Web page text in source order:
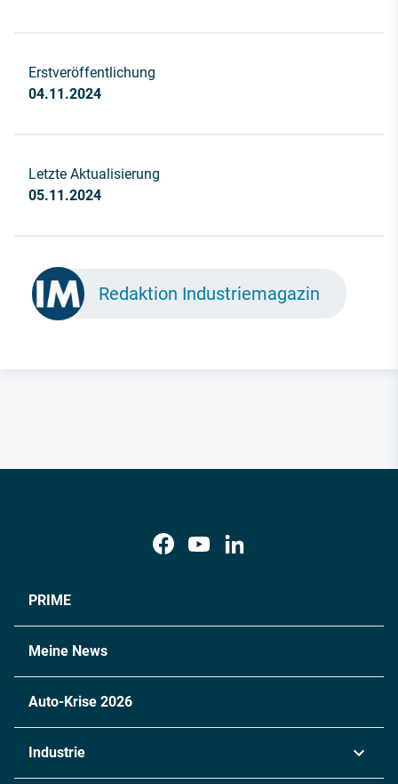
Erstveröffentlichung
04.11.2024
Letzte Aktualisierung
05.11.2024
Redaktion Industriemagazin
PRIME
Meine News
Auto-Krise 2026
Industrie